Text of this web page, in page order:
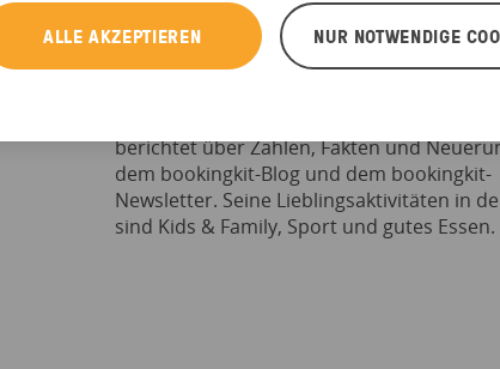
Frank Scheibe
berichtet über Zahlen, Fakten und
dem bookingkit-Blog und dem bookingkit-
Newsletter. Seine Lieblingsaktivitäten in
sind Kids & Family, Sport und gutes Essen.
ALLE AKZEPTIEREN NUR NOTWENDIGE